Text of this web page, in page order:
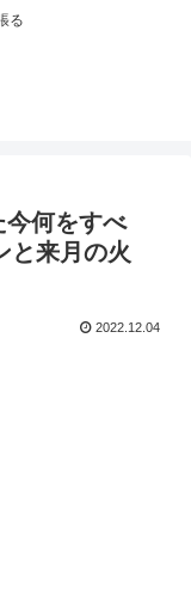
る
今何をすべ
と来月の火
2022.12.04